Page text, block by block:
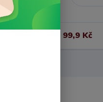
Vše za 99,9 Kč